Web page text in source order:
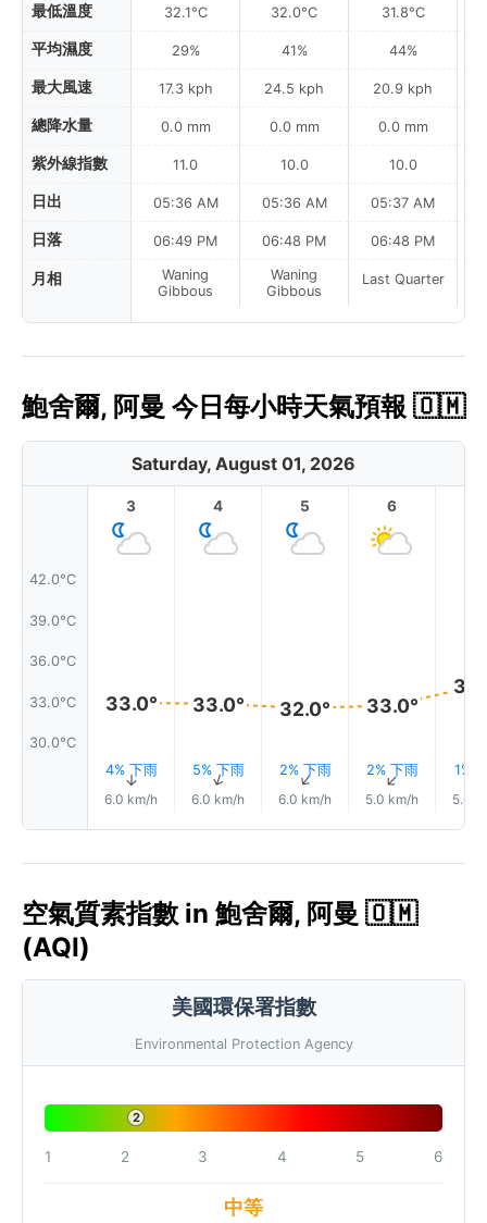
最低溫度
平均濕度
最大風速
總降水量
紫外線指數
日出
日落
月相
32.1°C
29%
17.3 kph
0.0 mm
11.0
05:36 AM
06:49 PM
Waning
Gibbous
32.0°C
41%
24.5 kph
0.0 mm
10.0
05:36 AM
06:48 PM
Waning
Gibbous
31.8°C
44%
20.9 kph
0.0 mm
10.0
05:37 AM
06:48 PM
Last Quarter
鮑舍爾, 阿曼 今日每小時天氣預報 🇴🇲
Saturday, August 01, 2026
42.0°C
39.0°C
36.0°C
33.0°C
30.0°C
3
33.0°
4% 下雨
↑
6.0 km/h
4
33.0°
5% 下雨
↑
6.0 km/h
5
32.0°
2% 下雨
↑
6.0 km/h
6
33.0°
2% 下雨
↑
5.0 km/h
1%
5.0
空氣質素指數 in 鮑舍爾, 阿曼 🇴🇲
(AQI)
美國環保署指數
Environmental Protection Agency
2
1 2 3 4 5 6
中等